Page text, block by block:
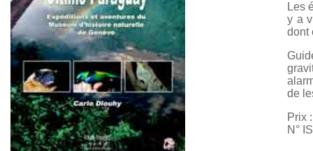
Les
y a
dont
de
Prix
N°